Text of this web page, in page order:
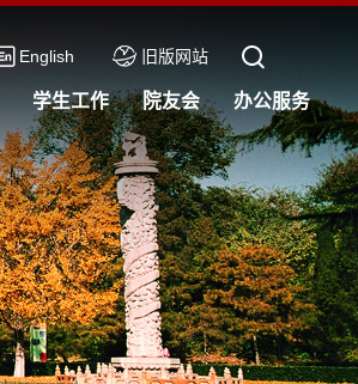
English 旧版网站
学生工作 院友会 办公服务